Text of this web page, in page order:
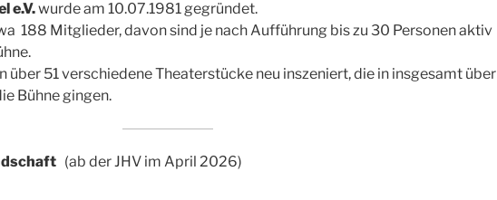
e.V.wurde am 10.07.1981 gegründet.
188 Mitglieder, davon sind je nach Aufführung bis zu 30 Personen aktiv
über 51 verschiedene Theaterstücke neu inszeniert, die in insgesamt über
Bühne gingen.
(ab der JHV im April 2026)